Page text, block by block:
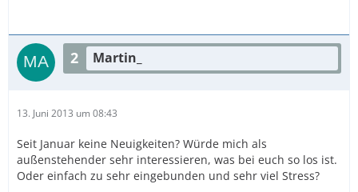
2 Martin_
13. Juni 2013 um 08:43
Seit Januar keine Neuigkeiten? Würde mich als
außenstehender sehr interessieren, was bei euch so los ist.
Oder einfach zu sehr eingebunden und sehr viel Stress?